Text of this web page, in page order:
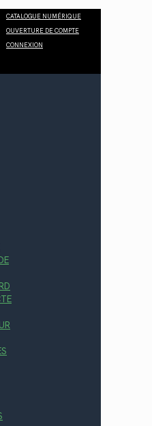
CATALOGUE NUMÉRIQUE
OUVERTURE DE COMPTE
CONNEXION